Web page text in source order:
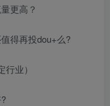
更高？
得再投dou+么?
业）